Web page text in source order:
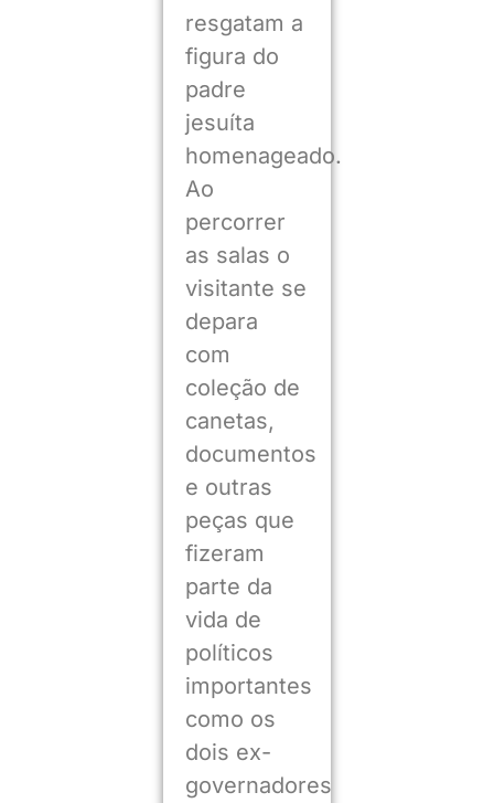
resgatam a
figura do
padre
jesuíta
homenageado.
Ao
percorrer
as salas o
visitante se
depara
com
coleção de
canetas,
documentos
e outras
peças que
fizeram
parte da
vida de
políticos
importantes
como os
dois ex-
governadores